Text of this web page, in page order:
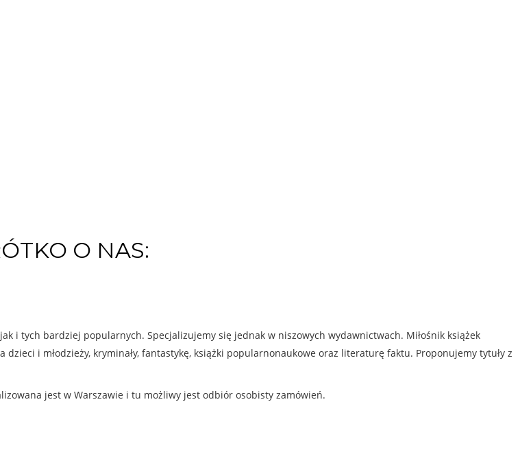
O NAS:
i tych bardziej popularnych. Specjalizujemy się jednak w niszowych wydawnictwach. Miłośnik książek
i młodzieży, kryminały, fantastykę, książki popularnonaukowe oraz literaturę faktu. Proponujemy tytuły z
jest w Warszawie i tu możliwy jest odbiór osobisty zamówień.